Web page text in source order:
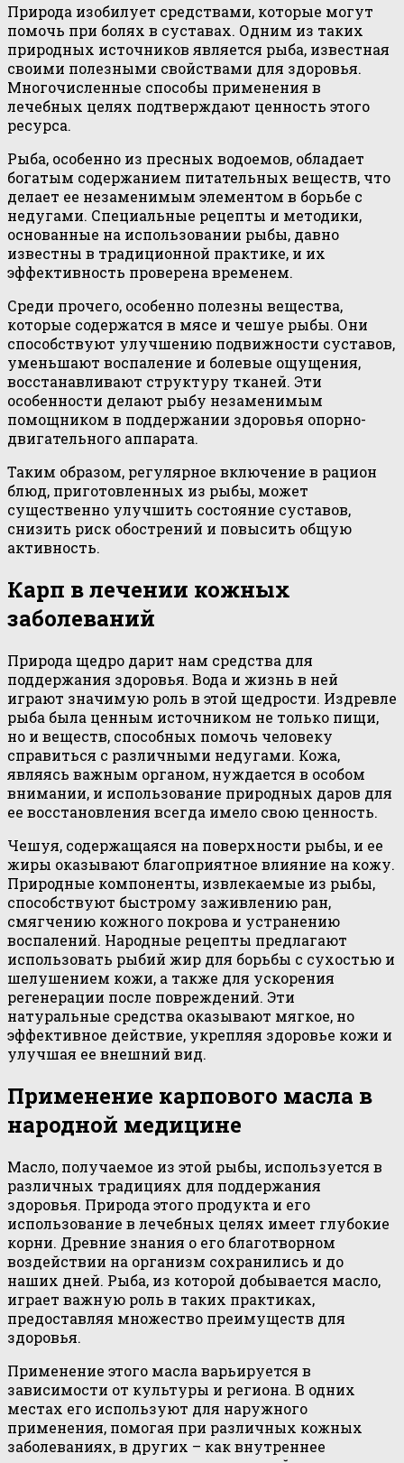
Природа изобилует средствами, которые могут
помочь при болях в суставах. Одним из таких
природных источников является рыба, известная
своими полезными свойствами для здоровья.
Многочисленные способы применения в
лечебных целях подтверждают ценность этого
ресурса.
Рыба, особенно из пресных водоемов, обладает
богатым содержанием питательных веществ, что
делает ее незаменимым элементом в борьбе с
недугами. Специальные рецепты и методики,
основанные на использовании рыбы, давно
известны в традиционной практике, и их
эффективность проверена временем.
Среди прочего, особенно полезны вещества,
которые содержатся в мясе и чешуе рыбы. Они
способствуют улучшению подвижности суставов,
уменьшают воспаление и болевые ощущения,
восстанавливают структуру тканей. Эти
особенности делают рыбу незаменимым
помощником в поддержании здоровья опорно-
двигательного аппарата.
Таким образом, регулярное включение в рацион
блюд, приготовленных из рыбы, может
существенно улучшить состояние суставов,
снизить риск обострений и повысить общую
активность.
Карп в лечении кожных
заболеваний
Природа щедро дарит нам средства для
поддержания здоровья. Вода и жизнь в ней
играют значимую роль в этой щедрости. Издревле
рыба была ценным источником не только пищи,
но и веществ, способных помочь человеку
справиться с различными недугами. Кожа,
являясь важным органом, нуждается в особом
внимании, и использование природных даров для
ее восстановления всегда имело свою ценность.
Чешуя, содержащаяся на поверхности рыбы, и ее
жиры оказывают благоприятное влияние на кожу.
Природные компоненты, извлекаемые из рыбы,
способствуют быстрому заживлению ран,
смягчению кожного покрова и устранению
воспалений. Народные рецепты предлагают
использовать рыбий жир для борьбы с сухостью и
шелушением кожи, а также для ускорения
регенерации после повреждений. Эти
натуральные средства оказывают мягкое, но
эффективное действие, укрепляя здоровье кожи и
улучшая ее внешний вид.
Применение карпового масла в
народной медицине
Масло, получаемое из этой рыбы, используется в
различных традициях для поддержания
здоровья. Природа этого продукта и его
использование в лечебных целях имеет глубокие
корни. Древние знания о его благотворном
воздействии на организм сохранились и до
наших дней. Рыба, из которой добывается масло,
играет важную роль в таких практиках,
предоставляя множество преимуществ для
здоровья.
Применение этого масла варьируется в
зависимости от культуры и региона. В одних
местах его используют для наружного
применения, помогая при различных кожных
заболеваниях, в других – как внутреннее